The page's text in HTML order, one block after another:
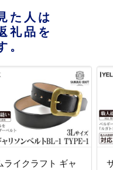
た人は
礼品を
。
ライクラフト ギャ